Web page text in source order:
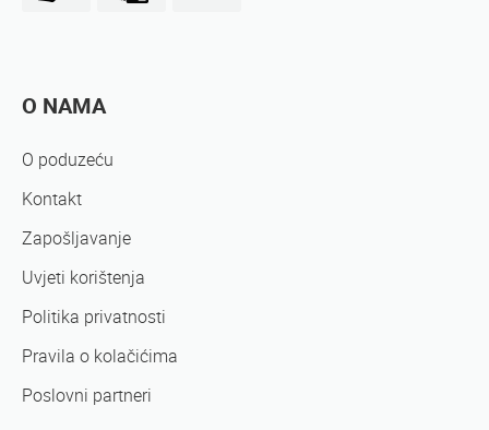
O NAMA
O poduzeću
Kontakt
Zapošljavanje
Uvjeti korištenja
Politika privatnosti
Pravila o kolačićima
Poslovni partneri